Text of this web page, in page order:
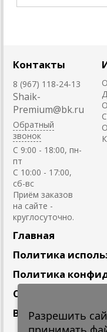
Контакты
8 (967) 118-24-13
Shaik-
Premium@bk.ru
Обратный
звонок
C 9:00 - 18:00, пн-
пт
С 10:00 - 17:00,
сб-вс
Приём заказов
на сайте -
круглосуточно.
Главная
Политика
Политика
Сотрудничество
Вакансии
Разрешить